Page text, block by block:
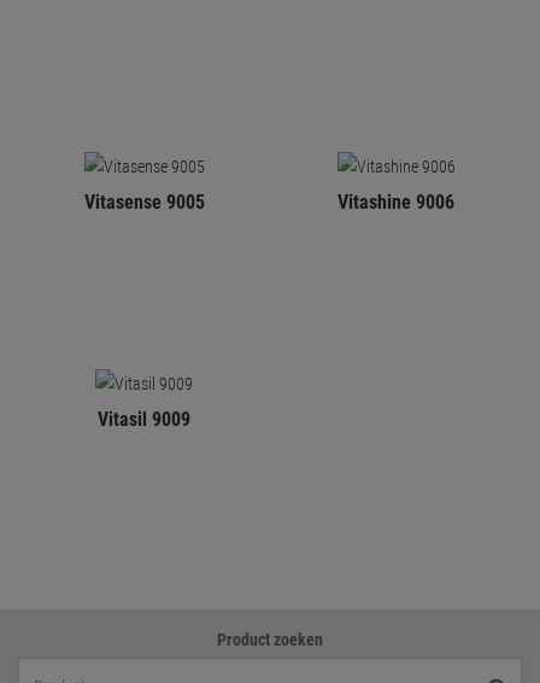
Vitasense 9005 Vitashine 9006
Vitasil 9009
Product zoeken